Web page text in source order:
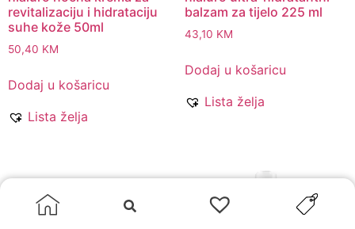
revitalizaciju i hidrataciju
suhe kože 50ml
50,40 KM
Dodaj u košaricu
Lista želja
balzam za tijelo 225 ml
43,10 KM
Dodaj u košaricu
Lista želja